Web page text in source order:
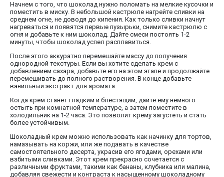
Начнем с того, что шоколад нужно поломать на мелкие кусочки и
поместить в миску. В небольшой кастрюле нагрейте сливки на
среднем огне, не доводя до кипения. Как только сливки начнут
нагреваться и появятся первые пузырьки, снимите кастрюлю с
огня и добавьте к ним шоколад. Дайте смеси постоять 1-2
минуты, чтобы шоколад успел расплавиться.
После этого аккуратно перемешайте массу до получения
однородной текстуры. Если вы хотите сделать крем с
добавлением сахара, добавьте его на этом этапе и продолжайте
перемешивать до полного растворения. В конце добавьте
ванильный экстракт для аромата.
Когда крем станет гладким и блестящим, дайте ему немного
остыть при комнатной температуре, а затем поместите в
холодильник на 1-2 часа. Это позволит крему загустеть и стать
более устойчивым.
Шоколадный крем можно использовать как начинку для тортов,
намазывать на коржи, или же подавать в качестве
самостоятельного десерта, украсив его ягодами, орехами или
взбитыми сливками. Этот крем прекрасно сочетается с
различными фруктами, такими как бананы, клубника или малина,
добавляя свежести и контраста к насыщенному шоколадному